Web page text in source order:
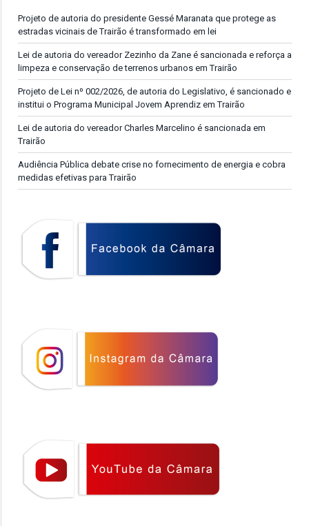
Projeto de autoria do presidente Gessé Maranata que protege as
estradas vicinais de Trairão é transformado em lei
Lei de autoria do vereador Zezinho da Zane é sancionada e reforça a
limpeza e conservação de terrenos urbanos em Trairão
Projeto de Lei nº 002/2026, de autoria do Legislativo, é sancionado e
institui o Programa Municipal Jovem Aprendiz em Trairão
Lei de autoria do vereador Charles Marcelino é sancionada em
Trairão
Audiência Pública debate crise no fornecimento de energia e cobra
medidas efetivas para Trairão